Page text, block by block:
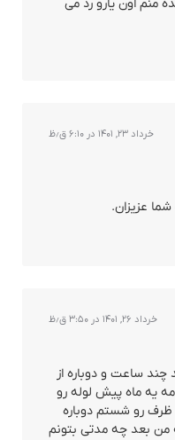
اون یارو رد می
خرداد ۲۳, ۱۴۰۱ در ۶:۱۰ ق٫ظ
عزیزان.
خرداد ۲۶, ۱۴۰۱ در ۳:۵۰ ق٫ظ
ساعت و دوباره از
یه ماه پیش لوله رو
رو شستم دوباره
بعد چه مدتی بتونم